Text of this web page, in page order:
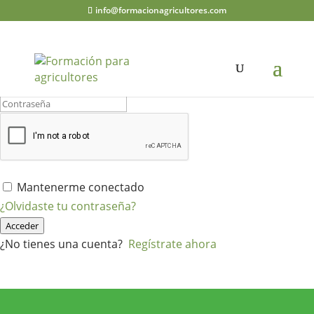
info@formacionagricultores.com
¡Hola, bienvenido de nuevo!
Mantenerme conectado
¿Olvidaste tu contraseña?
Acceder
¿No tienes una cuenta? Regístrate ahora